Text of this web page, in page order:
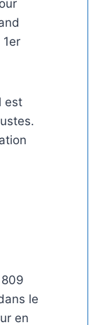
est
le
en